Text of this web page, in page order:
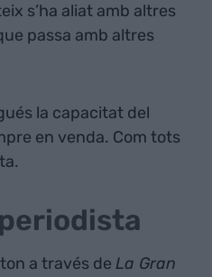
s’ha aliat amb altres
passa amb altres
la capacitat del
en venda. Com tots
a través de La Gran